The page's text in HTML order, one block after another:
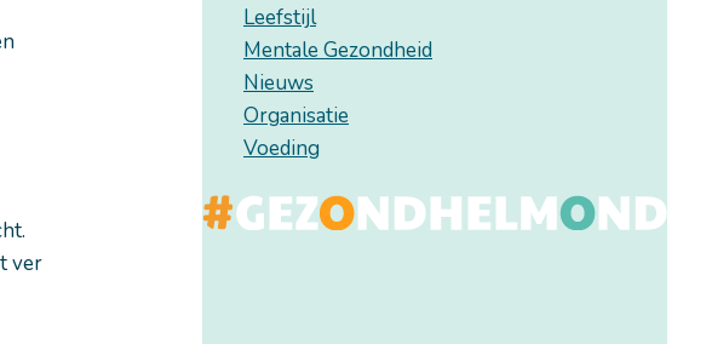
ver
Leefstijl
Mentale Gezondheid
Nieuws
Organisatie
Voeding